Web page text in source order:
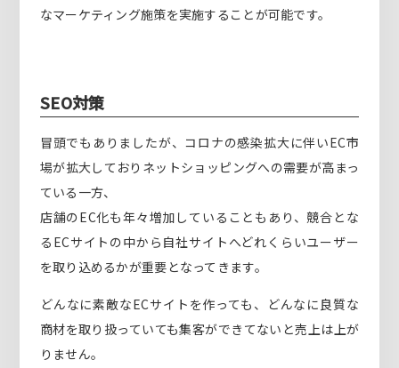
なマーケティング施策を実施することが可能です。
SEO対策
冒頭でもありましたが、コロナの感染拡大に伴いEC市
場が拡大しておりネットショッピングへの需要が高まっ
ている一方、
店舗のEC化も年々増加していることもあり、競合とな
るECサイトの中から自社サイトへどれくらいユーザー
を取り込めるかが重要となってきます。
どんなに素敵なECサイトを作っても、どんなに良質な
商材を取り扱っていても集客ができてないと売上は上が
りません。